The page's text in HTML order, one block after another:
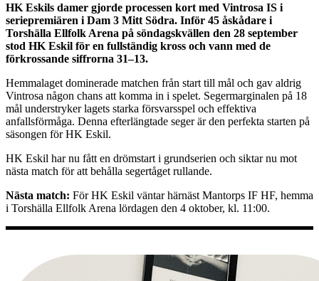
HK Eskils damer gjorde processen kort med Vintrosa IS i
seriepremiären i Dam 3 Mitt Södra. Inför 45 åskådare i
Torshälla Ellfolk Arena på söndagskvällen den 28 september
stod HK Eskil för en fullständig kross och vann med de
förkrossande siffrorna 31–13.
Hemmalaget dominerade matchen från start till mål och gav aldrig
Vintrosa någon chans att komma in i spelet. Segermarginalen på 18
mål understryker lagets starka försvarsspel och effektiva
anfallsförmåga. Denna efterlängtade seger är den perfekta starten på
säsongen för HK Eskil.
HK Eskil har nu fått en drömstart i grundserien och siktar nu mot
nästa match för att behålla segertåget rullande.
Nästa match: För HK Eskil väntar härnäst Mantorps IF HF, hemma
i Torshälla Ellfolk Arena lördagen den 4 oktober, kl. 11:00.